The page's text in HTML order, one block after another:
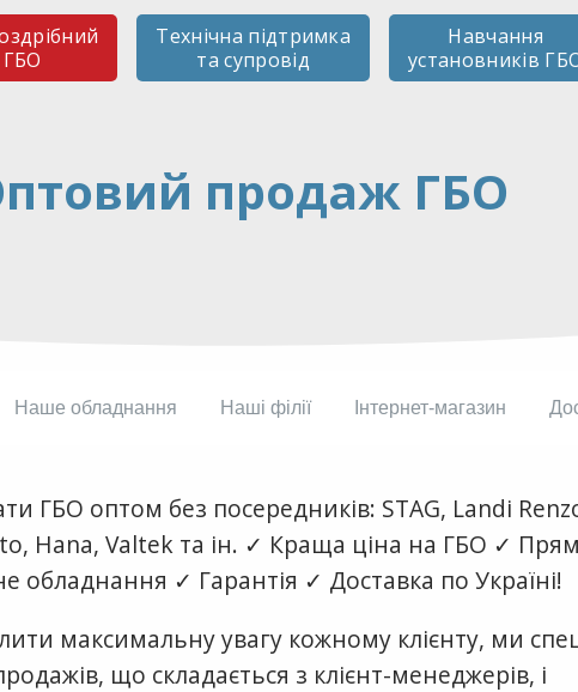
Технічна підтримка
та супровід
Навчання
установників
продаж ГБО
Наше обладнання Наші філії Інтернет-магазин
ГБО оптом без посередників: STAG, Landi
Hana, Valtek та ін. ✓ Краща ціна на ГБО ✓
обладнання ✓ Гарантія ✓ Доставка по Україні!
максимальну увагу кожному клієнту, ми
що складається з клієнт-менеджерів, і